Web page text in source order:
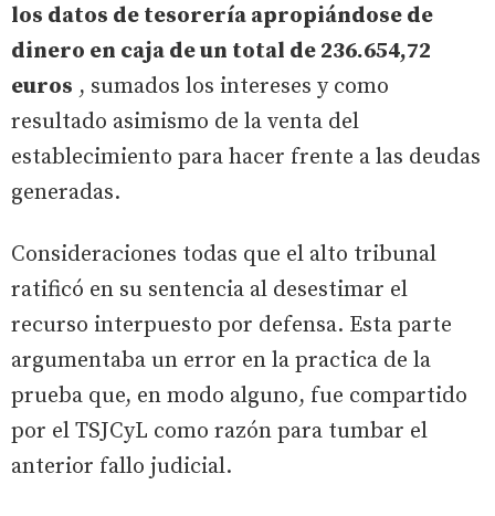
los datos de tesorería apropiándose de
dinero en caja de un total de 236.654,72
euros , sumados los intereses y como
resultado asimismo de la venta del
establecimiento para hacer frente a las deudas
generadas.
Consideraciones todas que el alto tribunal
ratificó en su sentencia al desestimar el
recurso interpuesto por defensa. Esta parte
argumentaba un error en la practica de la
prueba que, en modo alguno, fue compartido
por el TSJCyL como razón para tumbar el
anterior fallo judicial.